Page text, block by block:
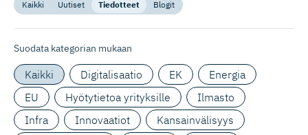
Kaikki Uutiset Tiedotteet Blogit
Suodata kategorian mukaan
Kaikki Digitalisaatio EK
Energia
EU
Hyötytietoa yrityksille
Ilmasto
Infra
Innovaatiot
Kansainvälisyys